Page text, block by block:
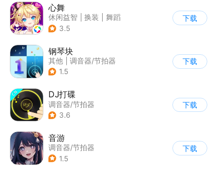
心舞
休闲益智 换装
舞蹈
| 结婚
3.5
下载
钢琴块
其他
调音器/节拍器
1.5
下载
DJ打碟
调音器/节拍器
| 西洋乐器
3.6
下载
音游
调音器/节拍器
1.5
下载